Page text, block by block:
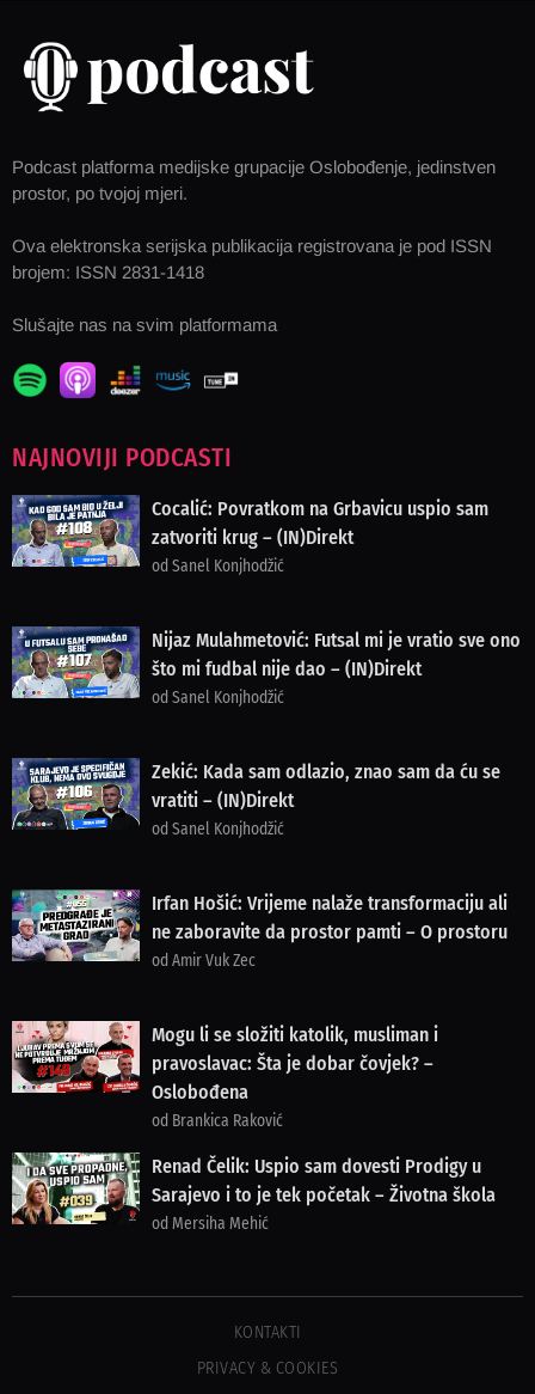
Podcast platforma medijske grupacije Oslobođenje, jedinstven
prostor, po tvojoj mjeri.
Ova elektronska serijska publikacija registrovana je pod ISSN
brojem: ISSN 2831-1418
Slušajte nas na svim platformama
NAJNOVIJI PODCASTI
Cocalić: Povratkom na Grbavicu uspio sam
zatvoriti krug – (IN)Direkt
od Sanel Konjhodžić
Nijaz Mulahmetović: Futsal mi je vratio sve ono
što mi fudbal nije dao – (IN)Direkt
od Sanel Konjhodžić
Zekić: Kada sam odlazio, znao sam da ću se
vratiti – (IN)Direkt
od Sanel Konjhodžić
Irfan Hošić: Vrijeme nalaže transformaciju ali
ne zaboravite da prostor pamti – O prostoru
od Amir Vuk Zec
Mogu li se složiti katolik, musliman i
pravoslavac: Šta je dobar čovjek? –
Oslobođena
od Brankica Raković
Renad Čelik: Uspio sam dovesti Prodigy u
Sarajevo i to je tek početak – Životna škola
od Mersiha Mehić
KONTAKTI
PRIVACY & COOKIES